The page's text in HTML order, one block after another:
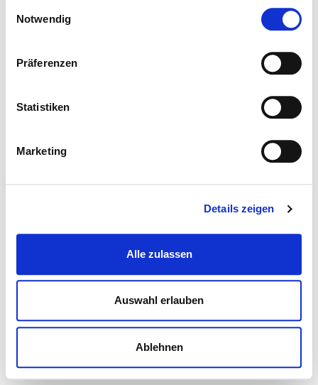
Notwendig
Präferenzen
Statistiken
Marketing
Details zeigen
Alle zulassen
Auswahl erlauben
Ablehnen